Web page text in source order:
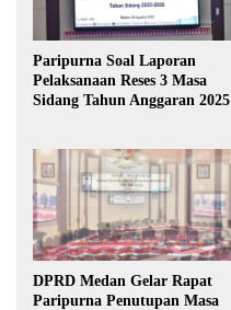
Paripurna Soal Laporan
Pelaksanaan Reses 3 Masa
Sidang Tahun Anggaran 2025
DPRD Medan Gelar Rapat
Paripurna Penutupan Masa